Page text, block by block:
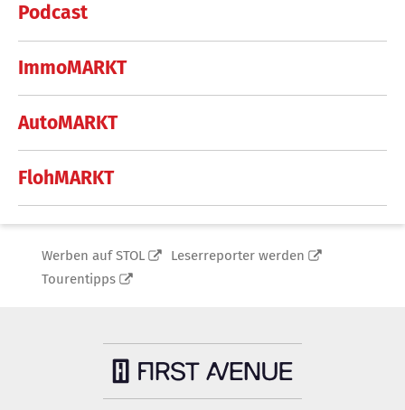
Podcast
ImmoMARKT
AutoMARKT
FlohMARKT
Werben auf STOL
Leserreporter werden
Tourentipps